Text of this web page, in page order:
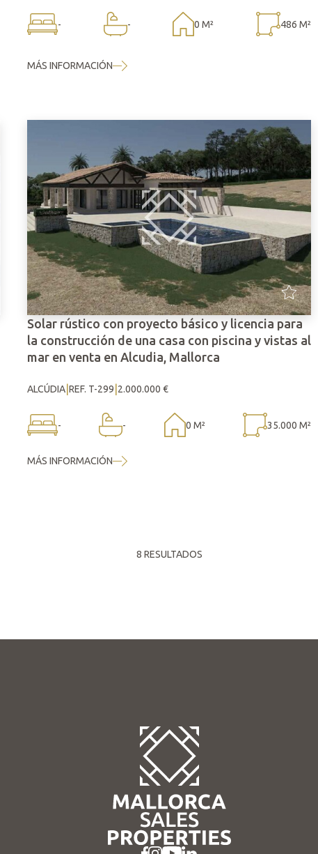
- - 0 M² 486 M²
MÁS INFORMACIÓN
Solar rústico con proyecto básico y licencia para
la construcción de una casa con piscina y vistas al
mar en venta en Alcudia, Mallorca
ALCÚDIA REF. T-299 2.000.000 €
- - 0 M² 35.000 M²
MÁS INFORMACIÓN
8 RESULTADOS